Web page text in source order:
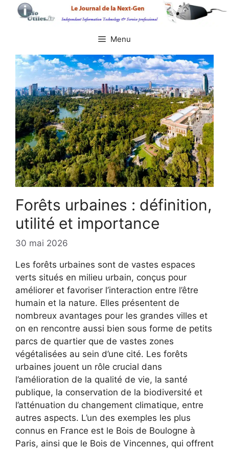
Aller
Menu
Forêts urbaines : définition,
utilité et importance
30 mai 2026
Les forêts urbaines sont de vastes espaces
verts situés en milieu urbain, conçus pour
améliorer et favoriser l’interaction entre l’être
humain et la nature. Elles présentent de
nombreux avantages pour les grandes villes et
on en rencontre aussi bien sous forme de petits
parcs de quartier que de vastes zones
végétalisées au sein d’une cité. Les forêts
urbaines jouent un rôle crucial dans
l’amélioration de la qualité de vie, la santé
publique, la conservation de la biodiversité et
l’atténuation du changement climatique, entre
autres aspects. L’un des exemples les plus
connus en France est le Bois de Boulogne à
Paris, ainsi que le Bois de Vincennes, qui offrent